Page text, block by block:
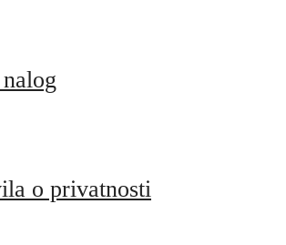
o privatnosti